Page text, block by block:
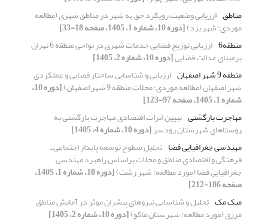
مناطق ارزیابی وضعیت رویکرد حق به شهر در مناطق شهری (مطالعه
موردی: شهر یزد)[دوره 10، شماره 1، 1405، صفحه 18-33]
منطقه6
ارزیابی توزیع فضایی خدمات شهری در نواحی منطقه 6 تهران
برمبنای عدالت فضایی[دوره 10، شماره 2، 1405]
منطقه 9 شهر اصفهان
ارزیابی و شناسایی ساختار فضایی و عملکردی
شهر اصفهان (مطالعه موردی: محلات منطقه 9 شهر اصفهان) [دوره 10،
شماره 1، 1405، صفحه 97-123]
مهاجرت بازگشتی تبیین اثرات اقتصادی مهاجرت بازگشتی به
روستاهای شهرستان رودسر[دوره 10، شماره 4، 1405]
مهندسی جغرافیایی فضا تحلیل سطوح توسعه پایدار اجتماعی ـ
فرهنگی و اقتصادی مناطق و محلات براساس راهبرد مهندسی
جغرافیایی فضا (مورد مطالعه: شهر رشت) [دوره 10، شماره 1، 1405،
صفحه 186-212]
میک مک تحلیل و شناسایی نیروهای پیشران موثر در آمایش مناطق
مرزی (مورد مطالعه: شهرستان ماکو)[دوره 10، شماره 2، 1405]